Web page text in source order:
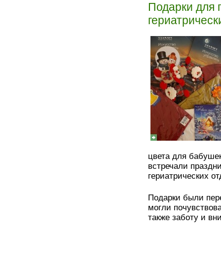
Подарки для
цвета для
встречали
гериатрических
Подарки были
могли
также заботу и